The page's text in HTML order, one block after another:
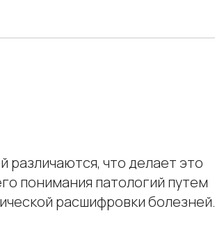
что делает это
понимания патологий путем
расшифровки болезней.